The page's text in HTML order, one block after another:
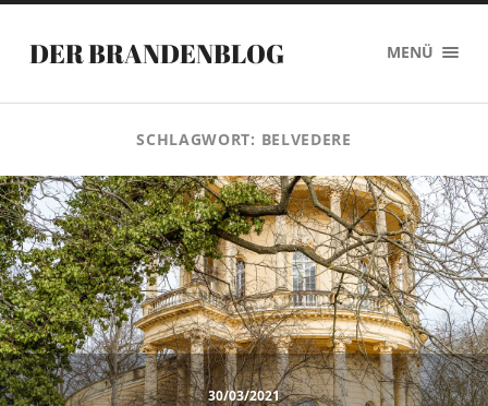
DER BRANDENBLOG MENÜ
SCHLAGWORT: BELVEDERE
30/03/2021